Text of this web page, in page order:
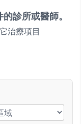
診所或醫師。
治療項目